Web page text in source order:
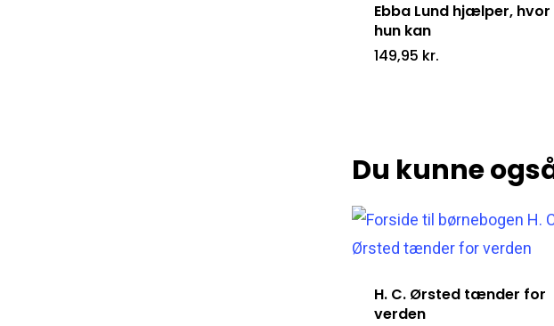
Ebba Lund hjælper, hvor
hun kan
149,95 kr.
Du kunne
H. C. Ørsted tænder for
verden